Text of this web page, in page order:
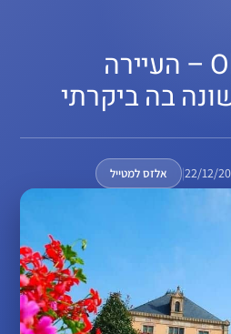
אוברניי Obernai – העיירה
בה ביקרתי
22/12/
| אלזס למטייל